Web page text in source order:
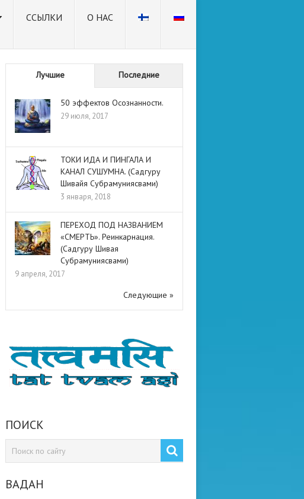
ССЫЛКИ О НАС
Лучшие Последние
50 эффектов Осознанности.
29 июля, 2017
ТОКИ ИДА И ПИНГАЛА И
КАНАЛ СУШУМНА. (Садгуру
Шивайя Субрамуниясвами)
3 января, 2018
ПЕРЕХОД ПОД НАЗВАНИЕМ
«СМЕРТЬ». Реинкарнация.
(Садгуру Шивая
Субрамуниясвами)
9 апреля, 2017
Следующие »
ПОИСК
ВАДАН